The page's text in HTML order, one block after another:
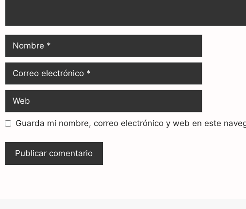
Guarda mi nombre, correo electrónico y web en este